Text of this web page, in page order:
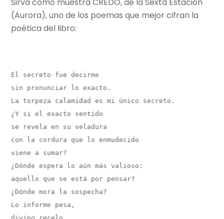
(Aurora), uno de los poemas que mejor cifran la
poética del libro:
El secreto fue decirme
sin pronunciar lo exacto.
La torpeza calamidad es mi único secreto.
¿Y si el exacto sentido
se revela en su veladura
con la cordura que lo enmudecido
viene a sumar?
¿Dónde espera lo aún más valioso:
aquello que se está por pensar?
¿Dónde mora la sospecha?
Lo informe pesa,